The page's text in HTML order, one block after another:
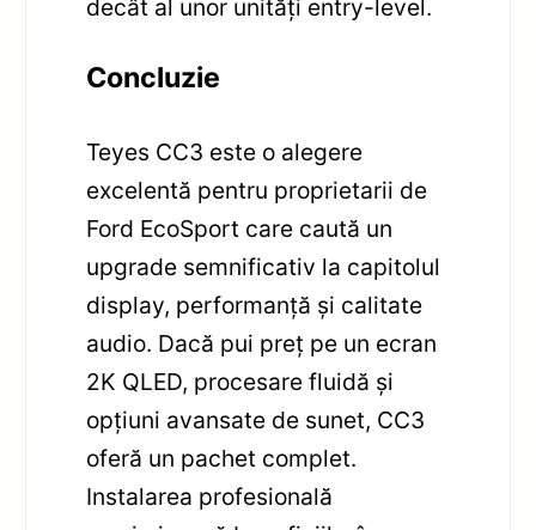
decât al unor unități entry-level.
Concluzie
Teyes CC3 este o alegere
excelentă pentru proprietarii de
Ford EcoSport care caută un
upgrade semnificativ la capitolul
display, performanță și calitate
audio. Dacă pui preț pe un ecran
2K QLED, procesare fluidă și
opțiuni avansate de sunet, CC3
oferă un pachet complet.
Instalarea profesională